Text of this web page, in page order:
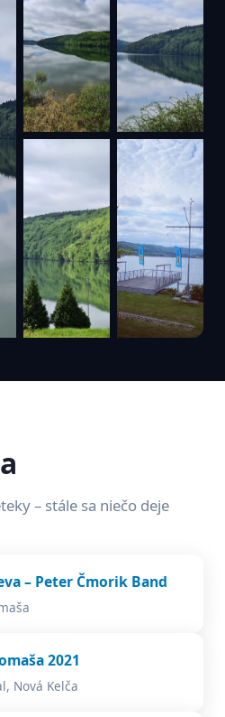
– stále sa niečo deje
– Peter Čmorik Band
2021
Nová Kelča